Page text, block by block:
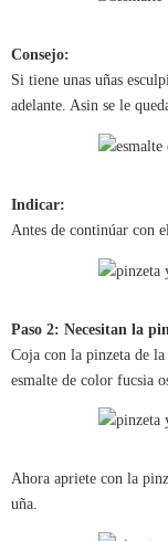
Consejo:
Si tiene unas uñas
adelante. Asin se le
Indicar:
Antes de continúar con
Paso 2: Necesitan la
Coja con la pinzeta de
esmalte de color fucsia
Ahora apriete con la
uña.